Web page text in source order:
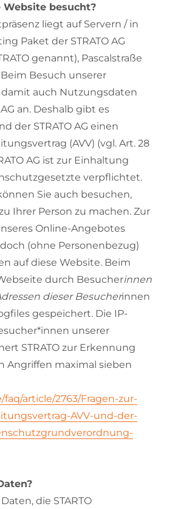
Website besucht?
liegt auf Servern / in
Paket der STRATO AG
genannt), Pascalstraße
Beim Besuch unserer
auch Nutzungsdaten
an. Deshalb gibt es
der STRATO AG einen
(AVV) (vgl. Art. 28
AG ist zur Einhaltung
verpflichtet.
Sie auch besuchen,
Ihrer Person zu machen. Zur
Online-Angebotes
(ohne Personenbezug)
auf diese Website. Beim
durch Besucherinnen
dieser Besucherinnen
gespeichert. Die IP-
unserer
STRATO zur Erkennung
Angriffen maximal sieben
faq/article/2763/Fragen-zur-
AVV-und-der-
die STARTO